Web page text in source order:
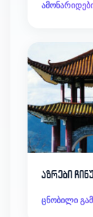
აზრები
ცნობილი